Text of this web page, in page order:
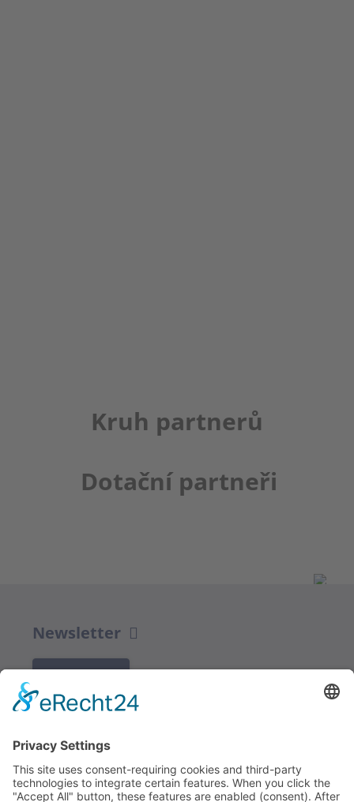
Kruh partnerů
Dotační partneři
Newsletter
Redakce bbkult.net
Centrum Bavaria Bohemia (CeBB)
Dr. Veronika Hofinger